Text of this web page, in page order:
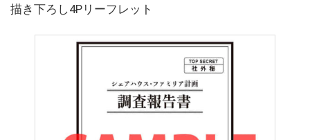
描き下ろし4Pリーフレット